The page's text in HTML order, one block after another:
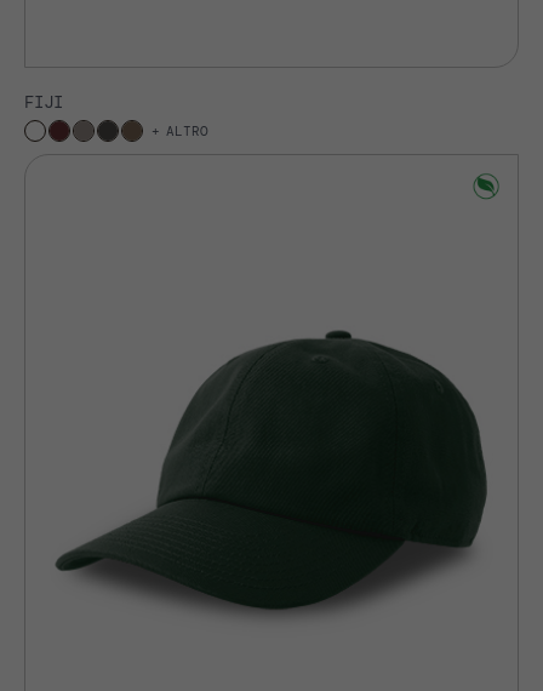
FIJI
ALTRO